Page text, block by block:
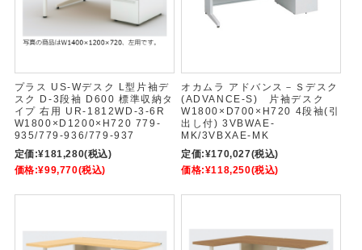
プラス US-Wデスク L型片袖デ
スク D-3段袖 D600 標準収納タ
イプ 右用 UR-1812WD-3-6R
W1800×D1200×H720 779-
935/779-936/779-937
定価:¥181,280(税込)
価格:¥99,770(税込)
オカムラ アドバンス－Ｓデスク
(ADVANCE-S) 片袖デスク
W1800×D700×H720 4段袖(引
出し付) 3VBWAE-
MK/3VBXAE-MK
定価:¥170,027(税込)
価格:¥118,250(税込)